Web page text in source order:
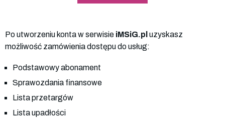
Po utworzeniu konta w serwisie iMSiG.pl uzyskasz
możliwość zamówienia dostępu do usług:
Podstawowy abonament
Sprawozdania finansowe
Lista przetargów
Lista upadłości